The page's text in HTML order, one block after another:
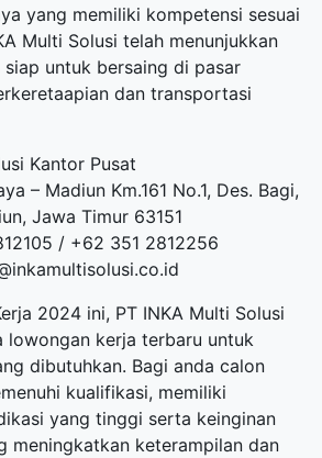
yang memiliki kompetensi sesuai
Multi Solusi telah menunjukkan
untuk bersaing di pasar
dan transportasi
Kantor Pusat
– Madiun Km.161 No.1, Des. Bagi,
Jawa Timur 63151
/ +62 351 2812256
2024 ini, PT INKA Multi Solusi
lowongan kerja terbaru untuk
dibutuhkan. Bagi anda calon
kualifikasi, memiliki
yang tinggi serta keinginan
meningkatkan keterampilan dan